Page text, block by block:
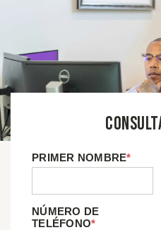
PRIMER NOMBRE*
NÚMERO DE
TELÉFONO*